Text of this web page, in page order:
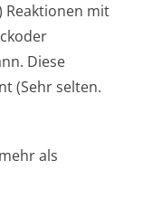
Reaktionen mit
Diese
(Sehr selten.
als